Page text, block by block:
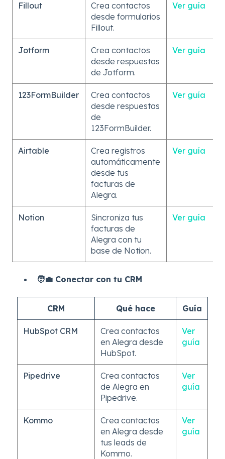
Fillout
Crea contactos
desde formularios
Fillout.
Ver guía
Jotform
Crea contactos
desde respuestas
de Jotform.
Ver guía
123FormBuilder
Crea contactos
desde respuestas
de
123FormBuilder.
Ver guía
Airtable
Crea registros
automáticamente
desde tus
facturas de
Alegra.
Ver guía
Notion
Sincroniza tus
facturas de
Alegra con tu
base de Notion.
Ver guía
🧑‍💼 Conectar con tu CRM
CRM Qué hace Guía
HubSpot CRM
Crea contactos
en Alegra desde
HubSpot.
Ver
guía
Pipedrive
Crea contactos
de Alegra en
Pipedrive.
Ver
guía
Kommo
Crea contactos
en Alegra desde
tus leads de
Kommo.
Ver
guía